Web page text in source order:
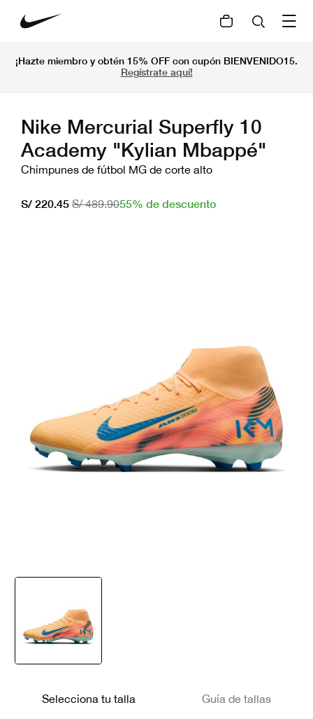
¡Hazte miembro y obtén 15% OFF con cupón BIENVENIDO15.
Regístrate aquí!
Nike Mercurial Superfly 10
Academy "Kylian Mbappé"
Chimpunes de fútbol MG de corte alto
S/ 220.45 S/ 489.9055% de descuento
Selecciona tu talla Guía de tallas